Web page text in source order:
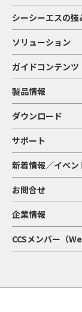
シーシーエスの強
ソリューション
ガイドコンテンツ
製品情報
ダウンロード
サポート
新着情報／イベン
お問合せ
企業情報
CCSメンバー（